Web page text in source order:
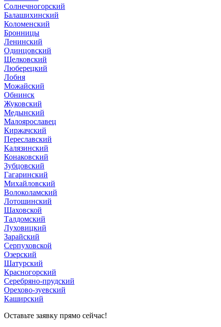
Солнечногорский
Балашихинский
Коломенский
Бронницы
Ленинский
Одинцовский
Щелковский
Люберецкий
Лобня
Можайский
Обнинск
Жуковский
Медынский
Малоярославец
Киржачский
Переславский
Калязинский
Конаковский
Зубцовский
Гагаринский
Михайловский
Волоколамский
Лотошинский
Шаховской
Талдомский
Луховицкий
Зарайский
Серпуховской
Озерский
Шатурский
Красногорский
Серебряно-прудский
Орехово-зуевский
Каширский
Оставьте заявку прямо сейчас!